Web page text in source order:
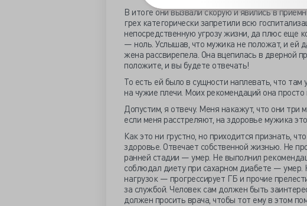
В итоге они вызвали скорую и явились в
грех категорически запретили всю
непосредственную угрозу жизни, да плюс еще
— ноль. Услышав, что мужика не положат, и ей
жена рассвирепела. Она вцепилась в дверной
положите, и вы будете отвечать!
То есть ей было в сущности наплевать, что
на чужие плечи. Моих рекомендаций она
Допустим, я отвечу. Меня накажут, что они
если меня расстреляют, на здоровье мужика
Как это ни грустно, но приходится признать,
здоровье. Отвечает собственной жизнью. Не
ранней стадии — умер. Не выполнил
соблюдал диету при сахарном диабете — умер.
нагрузок — прогрессирует ГБ и прочие
за службой. Человек сам должен быть
должен просить врача, чтобы тот ему в этом